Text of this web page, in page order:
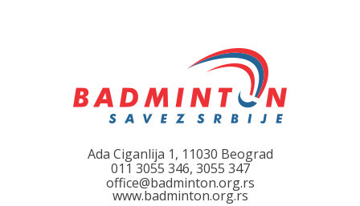
Ada Ciganlija 1, 11030 Beograd
011 3055 346, 3055 347
office@badminton.org.rs
www.badminton.org.rs